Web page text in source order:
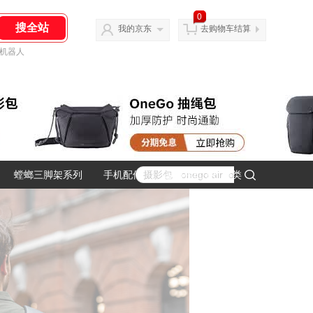
器人
我的京东
0
去购物车结算
螳螂三脚架系列 手机配件 运动相机主机分类